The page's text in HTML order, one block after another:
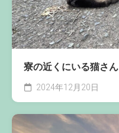
寮の近くにいる猫さん
2024年12月20日